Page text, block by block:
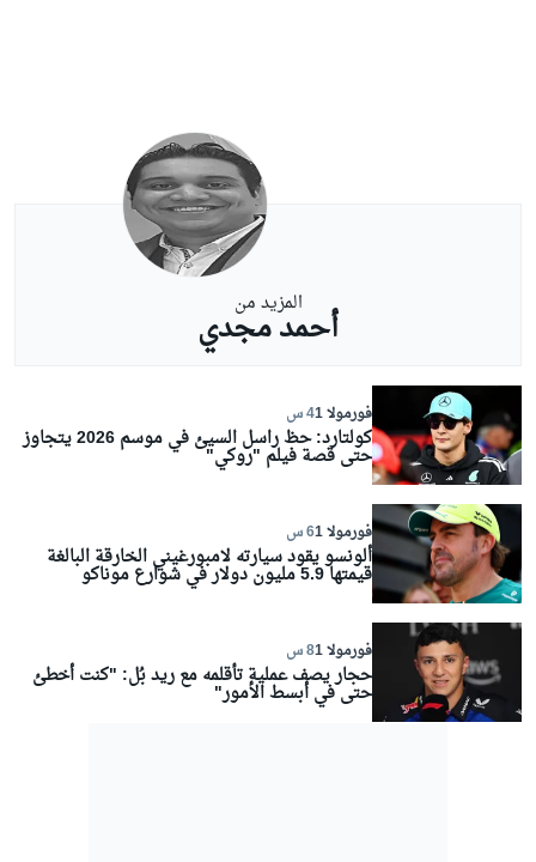
المزيد من
أحمد مجدي
فورمولا 1 4 س
كولتارد: حظ راسل السيئ في موسم 2026 يتجاوز
حتى قصة فيلم "روكي"
فورمولا 1 6 س
ألونسو يقود سيارته لامبورغيني الخارقة البالغة
قيمتها 5.9 مليون دولار في شوارع موناكو
فورمولا 1 8 س
حجار يصف عملية تأقلمه مع ريد بُل: "كنت أخطئ
حتى في أبسط الأمور"